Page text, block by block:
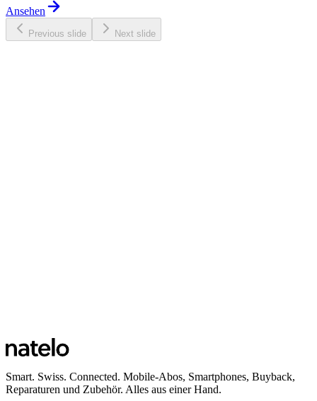
Ansehen
Previous slide Next slide
Smart. Swiss. Connected. Mobile-Abos, Smartphones, Buyback,
Reparaturen und Zubehör. Alles aus einer Hand.